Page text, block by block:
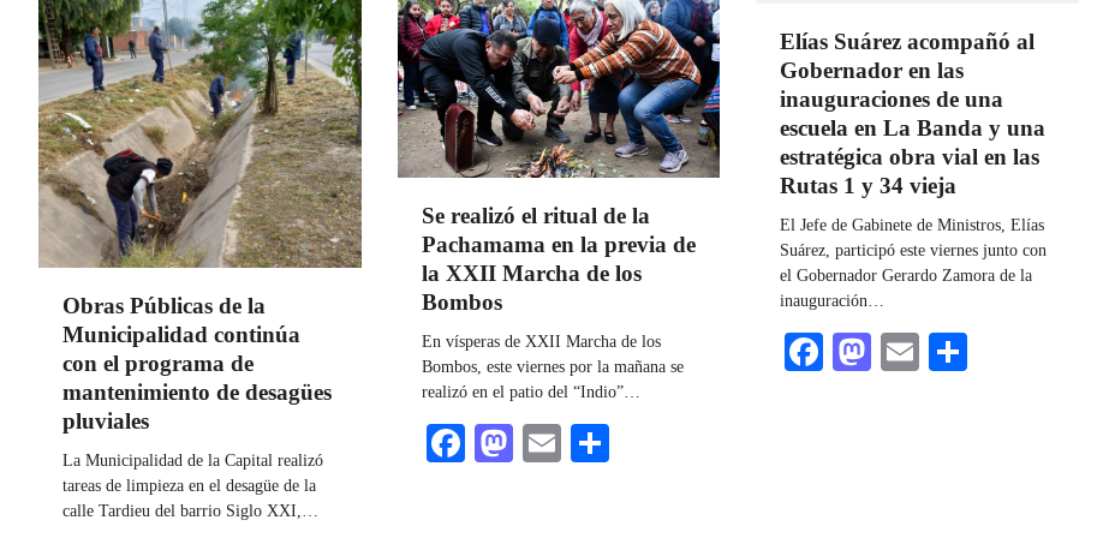
Obras Públicas de la
Municipalidad continúa
con el programa de
mantenimiento de desagües
pluviales
La Municipalidad de la Capital realizó
tareas de limpieza en el desagüe de la
calle Tardieu del barrio Siglo XXI,…
Se realizó el ritual de la
Pachamama en la previa de
la XXII Marcha de los
Bombos
En vísperas de XXII Marcha de los
Bombos, este viernes por la mañana se
realizó en el patio del “Indio”…
Facebook
Mastodon
Email
Elías Suárez acompañó al
Gobernador en las
inauguraciones de una
escuela en La Banda y una
estratégica obra vial en las
Rutas 1 y 34 vieja
El Jefe de Gabinete de Ministros, Elías
Suárez, participó este viernes junto con
el Gobernador Gerardo Zamora de la
inauguración…
Facebook
Mastodon
Email